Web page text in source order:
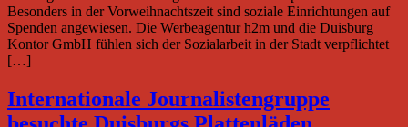
Besonders in der Vorweihnachtszeit sind soziale Einrichtungen auf
Spenden angewiesen. Die Werbeagentur h2m und die Duisburg
Kontor GmbH fühlen sich der Sozialarbeit in der Stadt verpflichtet
[…]
Internationale Journalistengruppe